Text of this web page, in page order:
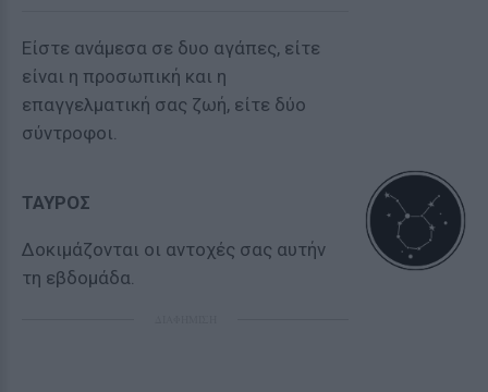
Είστε ανάμεσα σε δυο αγάπες, είτε
είναι η προσωπική και η
επαγγελματική σας ζωή, είτε δύο
σύντροφοι.
ΤΑΥΡΟΣ
Δοκιμάζονται οι αντοχές σας αυτήν
τη εβδομάδα.